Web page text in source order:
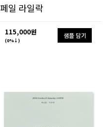
페일 라일락
115,000원
(0%↓)
샘플 담기